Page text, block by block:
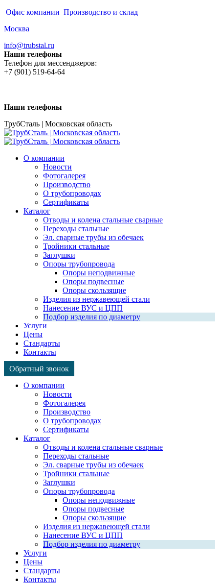
Перейти
содержанию
Офис компании Производство и склад
Москва
info@trubstal.ru
Наши телефоны
Телефон для мессенджеров:
+7 (901) 519-64-64
Наши телефоны
ТрубСталь | Московская область
О компании
Новости
Фотогалерея
Производство
О трубопроводах
Сертификаты
Каталог
Отводы и колена стальные сварные
Переходы стальные
Эл. сварные трубы из обечаек
Тройники стальные
Заглушки
Опоры трубопровода
Опоры неподвижные
Опоры подвесные
Опоры скользящие
Изделия из нержавеющей стали
Нанесение ВУС и ЦПП
Подбор изделия по диаметру
Услуги
Цены
Стандарты
Контакты
Обратный звонок
Страница
WhatsApp
открывается
Страница
открывается
Страница
открывается
О компании
Новости
Фотогалерея
Производство
О трубопроводах
Сертификаты
Каталог
Отводы и колена стальные сварные
Переходы стальные
Эл. сварные трубы из обечаек
Тройники стальные
Заглушки
Опоры трубопровода
Опоры неподвижные
Опоры подвесные
Опоры скользящие
Изделия из нержавеющей стали
Нанесение ВУС и ЦПП
Подбор изделия по диаметру
Услуги
Цены
Стандарты
Контакты